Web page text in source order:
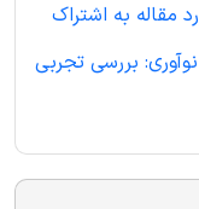
مقاله به اشتراک
بررسی تجربی